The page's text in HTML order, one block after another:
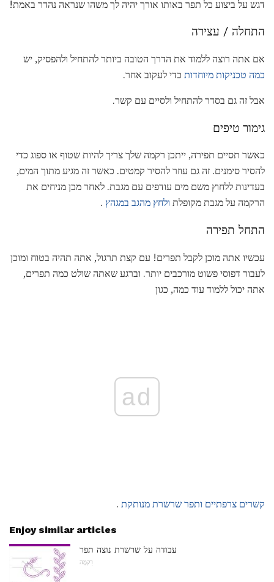
דגש על ביצוע כל תפר באותו אורך יהיה לך משהו שנראה נהדר באמת!
התחלה / עצירה
אם אתה רוצה ללמוד את הדרך הטובה ביותר להתחיל ולהפסיק, יש
כמה טכניקות מיוחדות כדי לעקוב אחר.
אבל זה גם בסדר להתחיל ולסיים עם קשר.
גימור טיפים
כאשר תסיים תפירה, ייתכן רקמה שלך צריך להיות שטוף או ספוג כדי
להסיר סימנים. זה גם עוזר להסיר קמטים. כאשר זה מגיע מתוך המים,
בעדינות ללחוץ משם מים עודפים עם מגבת. לאחר מכן מניחים את
הרקמה על מגבת מקופלת ולחץ מהגב במגהץ .
התחל תפירה
עכשיו אתה מוכן לקבל תפרים! עם קצת תרגול, אתה תהיה בטוח ומוכן
לעבור דפוסי פשוט מורכבים יותר. וברגע שאתה שולט כמה תפרים,
אתה יכול ללמוד עוד כמה, כגון
ad
קשרים צרפתיים ותפר שרשרת מנותקת .
Enjoy similar articles
עבודה על שרשרת נוצה תפר
רִקמָה